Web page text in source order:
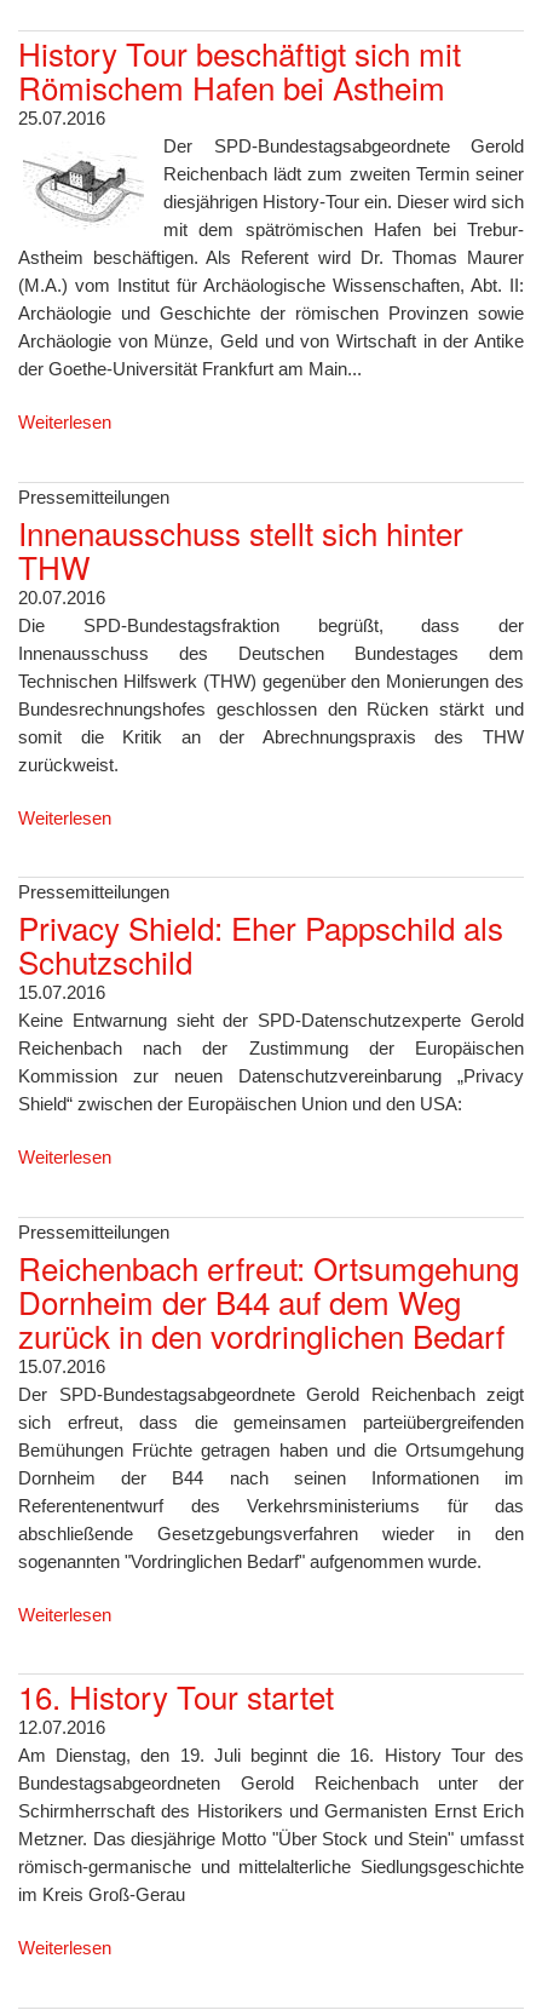
History Tour beschäftigt sich mit
Römischem Hafen bei Astheim
25.07.2016
Der SPD-Bundestagsabgeordnete Gerold
Reichenbach lädt zum zweiten Termin seiner
diesjährigen History-Tour ein. Dieser wird sich
mit dem spätrömischen Hafen bei Trebur-
Astheim beschäftigen. Als Referent wird Dr. Thomas Maurer
(M.A.) vom Institut für Archäologische Wissenschaften, Abt. II:
Archäologie und Geschichte der römischen Provinzen sowie
Archäologie von Münze, Geld und von Wirtschaft in der Antike
der Goethe-Universität Frankfurt am Main...
Weiterlesen
Pressemitteilungen
Innenausschuss stellt sich hinter
THW
20.07.2016
Die SPD-Bundestagsfraktion begrüßt, dass der
Innenausschuss des Deutschen Bundestages dem
Technischen Hilfswerk (THW) gegenüber den Monierungen des
Bundesrechnungshofes geschlossen den Rücken stärkt und
somit die Kritik an der Abrechnungspraxis des THW
zurückweist.
Weiterlesen
Pressemitteilungen
Privacy Shield: Eher Pappschild als
Schutzschild
15.07.2016
Keine Entwarnung sieht der SPD-Datenschutzexperte Gerold
Reichenbach nach der Zustimmung der Europäischen
Kommission zur neuen Datenschutzvereinbarung „Privacy
Shield“ zwischen der Europäischen Union und den USA:
Weiterlesen
Pressemitteilungen
Reichenbach erfreut: Ortsumgehung
Dornheim der B44 auf dem Weg
zurück in den vordringlichen Bedarf
15.07.2016
Der SPD-Bundestagsabgeordnete Gerold Reichenbach zeigt
sich erfreut, dass die gemeinsamen parteiübergreifenden
Bemühungen Früchte getragen haben und die Ortsumgehung
Dornheim der B44 nach seinen Informationen im
Referentenentwurf des Verkehrsministeriums für das
abschließende Gesetzgebungsverfahren wieder in den
sogenannten "Vordringlichen Bedarf" aufgenommen wurde.
Weiterlesen
16. History Tour startet
12.07.2016
Am Dienstag, den 19. Juli beginnt die 16. History Tour des
Bundestagsabgeordneten Gerold Reichenbach unter der
Schirmherrschaft des Historikers und Germanisten Ernst Erich
Metzner. Das diesjährige Motto "Über Stock und Stein" umfasst
römisch-germanische und mittelalterliche Siedlungsgeschichte
im Kreis Groß-Gerau
Weiterlesen